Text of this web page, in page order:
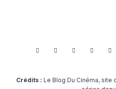
Crédits : Le Blog Du Cinéma,